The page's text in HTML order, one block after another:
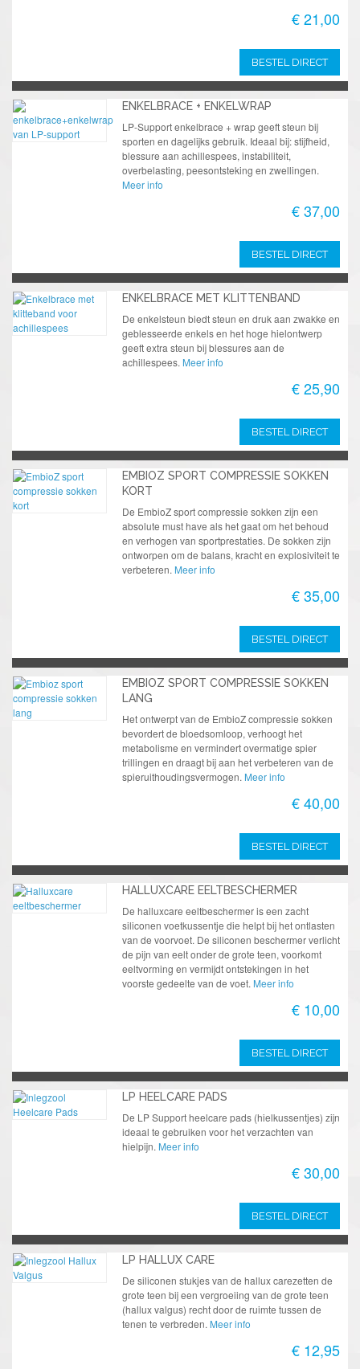
€ 21,00
BESTEL DIRECT
ENKELBRACE + ENKELWRAP
LP-Support enkelbrace + wrap geeft steun bij
sporten en dagelijks gebruik. Ideaal bij: stijfheid,
blessure aan achillespees, instabiliteit,
overbelasting, peesontsteking en zwellingen.
Meer info
€ 37,00
BESTEL DIRECT
ENKELBRACE MET KLITTENBAND
De enkelsteun biedt steun en druk aan zwakke en
geblesseerde enkels en het hoge hielontwerp
geeft extra steun bij blessures aan de
achillespees. Meer info
€ 25,90
BESTEL DIRECT
EMBIOZ SPORT COMPRESSIE SOKKEN
KORT
De EmbioZ sport compressie sokken zijn een
absolute must have als het gaat om het behoud
en verhogen van sportprestaties. De sokken zijn
ontworpen om de balans, kracht en explosiviteit te
verbeteren. Meer info
€ 35,00
BESTEL DIRECT
EMBIOZ SPORT COMPRESSIE SOKKEN
LANG
Het ontwerpt van de EmbioZ compressie sokken
bevordert de bloedsomloop, verhoogt het
metabolisme en vermindert overmatige spier
trillingen en draagt bij aan het verbeteren van de
spieruithoudingsvermogen. Meer info
€ 40,00
BESTEL DIRECT
HALLUXCARE EELTBESCHERMER
De halluxcare eeltbeschermer is een zacht
siliconen voetkussentje die helpt bij het ontlasten
van de voorvoet. De siliconen beschermer verlicht
de pijn van eelt onder de grote teen, voorkomt
eeltvorming en vermijdt ontstekingen in het
voorste gedeelte van de voet. Meer info
€ 10,00
BESTEL DIRECT
LP HEELCARE PADS
De LP Support heelcare pads (hielkussentjes) zijn
ideaal te gebruiken voor het verzachten van
hielpijn. Meer info
€ 30,00
BESTEL DIRECT
LP HALLUX CARE
De siliconen stukjes van de hallux carezetten de
grote teen bij een vergroeiing van de grote teen
(hallux valgus) recht door de ruimte tussen de
tenen te verbreden. Meer info
€ 12,95